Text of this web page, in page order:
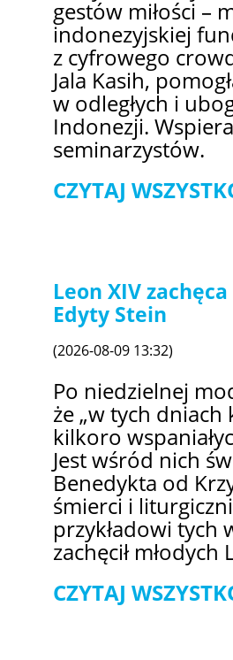
gestów miłości –
indonezyjskiej
z cyfrowego
Jala Kasih,
w odległych i
Indonezji.
seminarzystów.
CZYTAJ
Leon XIV
Edyty Stein
(2026-08-09 13:32)
Po niedzielnej
że „w tych
kilkoro
Jest wśród nich
Benedykta od
śmierci i
przykładowi tych
zachęcił młodych
CZYTAJ